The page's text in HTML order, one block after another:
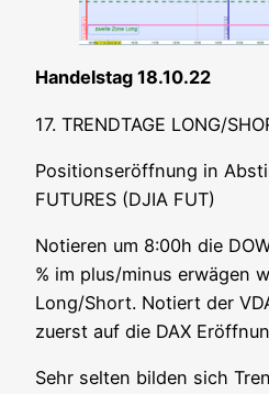
Han­dels­tag 18.10.22
17. TRENDTAGE LONG/
Posi­ti­ons­er­öff­nung in
FUTURES (DJIA FUT)
Notie­ren um 8:00h die
% im plus/minus erwä­gen
Long/Short. Notiert der
zuerst auf die DAX
Sehr sel­ten bil­den sich